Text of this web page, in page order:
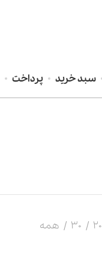
سبد خرید پرداخت
20
30 همه